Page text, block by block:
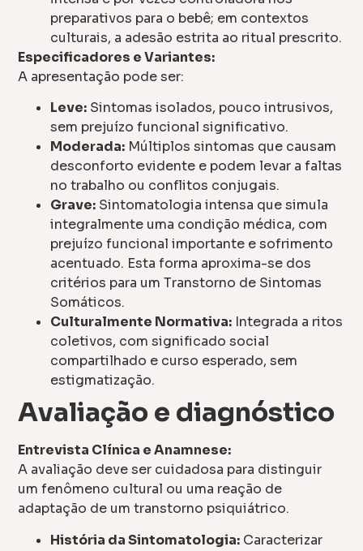
preparativos para o bebê; em contextos
culturais, a adesão estrita ao ritual prescrito.
Especificadores e Variantes:
A apresentação pode ser:
Leve: Sintomas isolados, pouco intrusivos,
sem prejuízo funcional significativo.
Moderada: Múltiplos sintomas que causam
desconforto evidente e podem levar a faltas
no trabalho ou conflitos conjugais.
Grave: Sintomatologia intensa que simula
integralmente uma condição médica, com
prejuízo funcional importante e sofrimento
acentuado. Esta forma aproxima-se dos
critérios para um Transtorno de Sintomas
Somáticos.
Culturalmente Normativa: Integrada a ritos
coletivos, com significado social
compartilhado e curso esperado, sem
estigmatização.
Avaliação e diagnóstico
Entrevista Clínica e Anamnese:
A avaliação deve ser cuidadosa para distinguir
um fenômeno cultural ou uma reação de
adaptação de um transtorno psiquiátrico.
História da Sintomatologia: Caracterizar